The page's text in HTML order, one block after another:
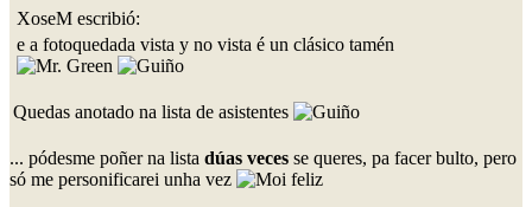
XoseM escribió:
e a fotoquedada vista y no vista é un clásico tamén
Quedas anotado na lista de asistentes
... pódesme poñer na lista dúas veces se queres, pa facer bulto, pero
só me personificarei unha vez